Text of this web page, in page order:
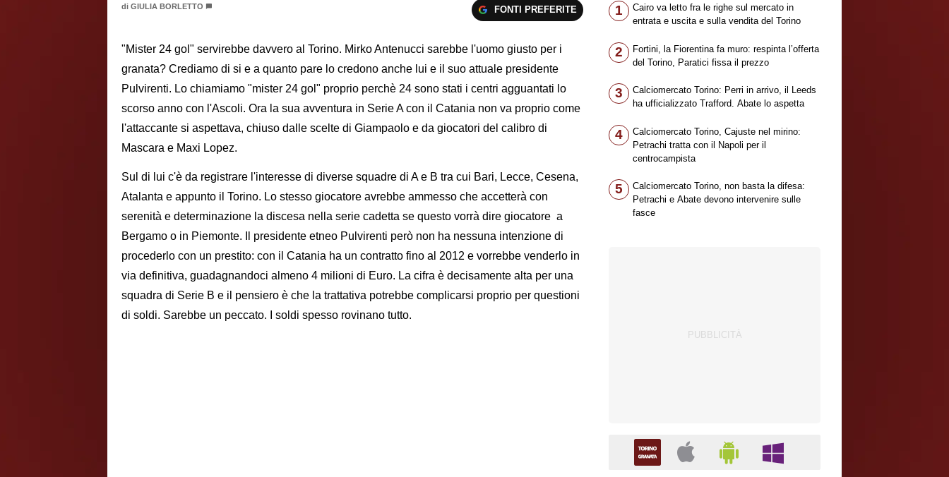
di GIULIA BORLETTO FONTI PREFERITE
"Mister 24 gol" servirebbe davvero al Torino. Mirko Antenucci sarebbe l'uomo giusto per i
granata? Crediamo di si e a quanto pare lo credono anche lui e il suo attuale presidente
Pulvirenti. Lo chiamiamo "mister 24 gol" proprio perchè 24 sono stati i centri agguantati lo
scorso anno con l'Ascoli. Ora la sua avventura in Serie A con il Catania non va proprio come
l'attaccante si aspettava, chiuso dalle scelte di Giampaolo e da giocatori del calibro di
Mascara e Maxi Lopez.
Sul di lui c'è da registrare l'interesse di diverse squadre di A e B tra cui Bari, Lecce, Cesena,
Atalanta e appunto il Torino. Lo stesso giocatore avrebbe ammesso che accetterà con
serenità e determinazione la discesa nella serie cadetta se questo vorrà dire giocatore a
Bergamo o in Piemonte. Il presidente etneo Pulvirenti però non ha nessuna intenzione di
procederlo con un prestito: con il Catania ha un contratto fino al 2012 e vorrebbe venderlo in
via definitiva, guadagnandoci almeno 4 milioni di Euro. La cifra è decisamente alta per una
squadra di Serie B e il pensiero è che la trattativa potrebbe complicarsi proprio per questioni
di soldi. Sarebbe un peccato. I soldi spesso rovinano tutto.
1
Cairo va letto fra le righe sul mercato in
entrata e uscita e sulla vendita del Torino
2
Fortini, la Fiorentina fa muro: respinta l’offerta
del Torino, Paratici fissa il prezzo
3
Calciomercato Torino: Perri in arrivo, il Leeds
ha ufficializzato Trafford. Abate lo aspetta
4
Calciomercato Torino, Cajuste nel mirino:
Petrachi tratta con il Napoli per il
centrocampista
5
Calciomercato Torino, non basta la difesa:
Petrachi e Abate devono intervenire sulle
fasce